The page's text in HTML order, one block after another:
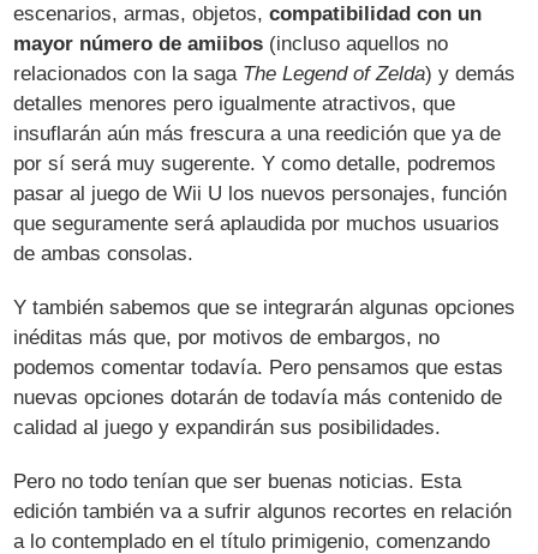
escenarios, armas, objetos,compatibilidad con un
mayor número de amiibos (incluso aquellos no
relacionados con la saga The Legend of Zelda) y demás
detalles menores pero igualmente atractivos, que
insuflarán aún más frescura a una reedición que ya de
por sí será muy sugerente. Y como detalle, podremos
pasar al juego de Wii U los nuevos personajes, función
que seguramente será aplaudida por muchos usuarios
de ambas consolas.
Y también sabemos que se integrarán algunas opciones
inéditas más que, por motivos de embargos, no
podemos comentar todavía. Pero pensamos que estas
nuevas opciones dotarán de todavía más contenido de
calidad al juego y expandirán sus posibilidades.
Pero no todo tenían que ser buenas noticias. Esta
edición también va a sufrir algunos recortes en relación
a lo contemplado en el título primigenio, comenzando